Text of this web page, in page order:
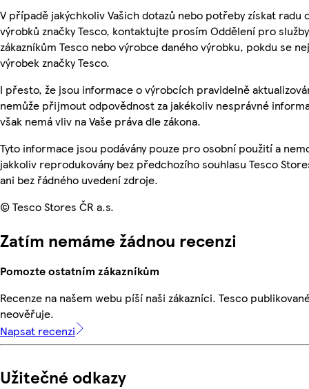
V případě jakýchkoliv Vašich dotazů nebo potřeby získat radu
výrobků značky Tesco, kontaktujte prosím Oddělení pro služby
zákazníkům Tesco nebo výrobce daného výrobku, pokdu se
výrobek značky Tesco.
I přesto, že jsou informace o výrobcích pravidelně
nemůže přijmout odpovědnost za jakékoliv nesprávné
však nemá vliv na Vaše práva dle zákona.
Tyto informace jsou podávány pouze pro osobní použití a
jakkoliv reprodukovány bez předchozího souhlasu Tesco
ani bez řádného uvedení zdroje.
© Tesco Stores ČR a.s.
Zatím nemáme žádnou recenzi
Pomozte ostatním zákazníkům
Recenze na našem webu píší naši zákazníci. Tesco
neověřuje.
Napsat recenzi
Užitečné odkazy